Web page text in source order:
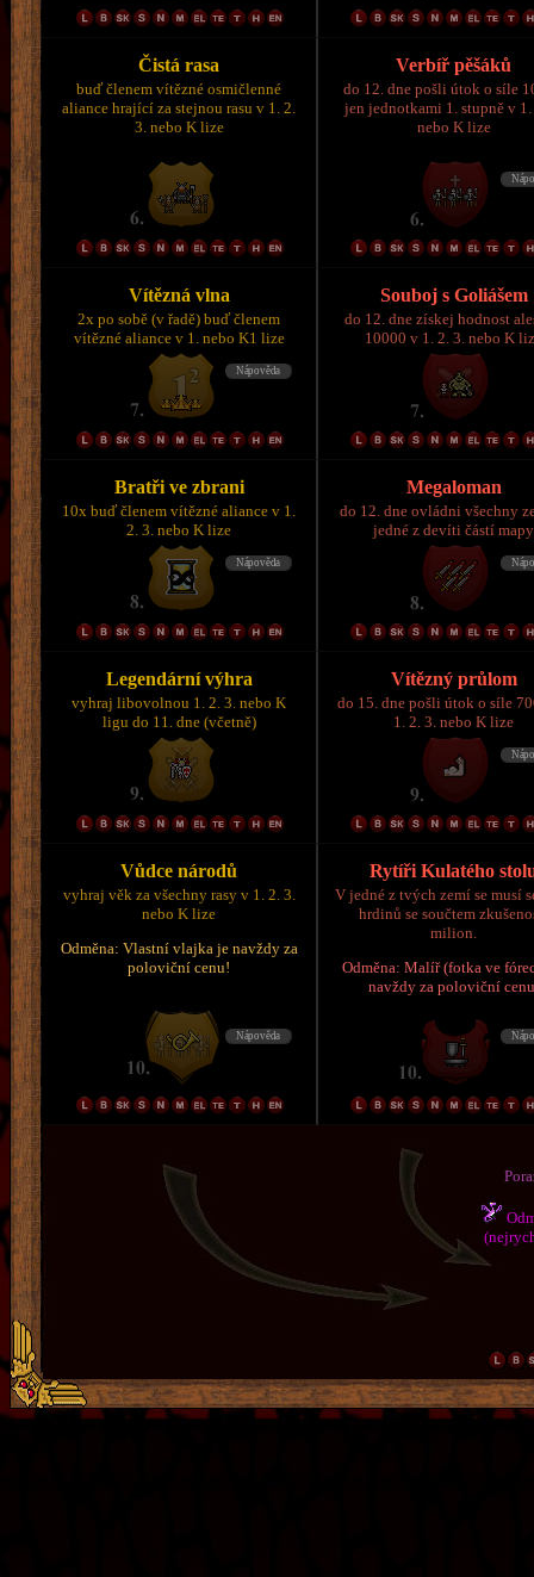
Čistá rasa
buď členem vítězné osmičlenné
aliance hrající za stejnou rasu v 1. 2.
3. nebo K lize
Verbíř pěšáků
do 12. dne pošli útok o síle
jen jednotkami 1. stupně v 1.
nebo K lize
Vítězná vlna
2x po sobě (v řadě) buď členem
vítězné aliance v 1. nebo K1 lize
Souboj s Goliášem
do 12. dne získej hodnost
10000 v 1. 2. 3. nebo K
Bratři ve zbrani
10x buď členem vítězné aliance v 1.
2. 3. nebo K lize
Megaloman
do 12. dne ovládni všechny
jedné z devíti částí mapy
Legendární výhra
vyhraj libovolnou 1. 2. 3. nebo K
ligu do 11. dne (včetně)
Vítězný průlom
do 15. dne pošli útok o síle
1. 2. 3. nebo K lize
Vůdce národů
vyhraj věk za všechny rasy v 1. 2. 3.
nebo K lize
Odměna: Vlastní vlajka je navždy za
poloviční cenu!
Rytíři Kulatého
V jedné z tvých zemí se musí
hrdinů se součtem
milion.
Odměna: Malíř (fotka ve
navždy za poloviční